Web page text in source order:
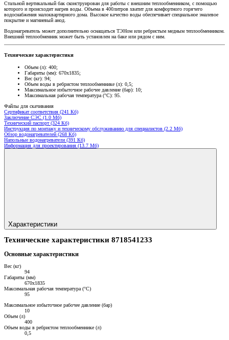
Стальной вертикальный бак сконструирован для работы с внешним теплообменником, с помощью
которого и происходит нагрев воды. Объема в 400литров хватит для комфортного горячего
водоснабжения малоквартирного дома. Высокое качество воды обеспечивает специальное эмалевое
покрытие и магниевый анод.
Водонагреватель может дополнительно оснащаться ТЭНом или ребристым медным теплообменником.
Внешний теплообменник может быть установлен на баке или рядом с ним.
Технические характеристики
Объем (л): 400;
Габариты (мм): 670х1835;
Вес (кг): 94;
Объем воды в ребристом теплообменнике (л): 0,5;
Максимальное избыточное рабочее давление (бар): 10;
Максимальная рабочая температура (°С): 95.
Файлы для скачивания
Сертификат соответствия (241 Кб)
Заключение СЭС (1.0 Мб)
Технический паспорт (324 Кб)
Инструкция по монтажу и техническому обслуживанию для специалистов (2.2 Мб)
Обзор водонагревателей (268 Кб)
Напольные водонагреватели (391 Кб)
Информация для проектирования (13.7 Мб)
Характеристики
Технические характеристики 8718541233
Основные характеристики
Вес (кг)
94
Габариты (мм)
670х1835
Максимальная рабочая температура (°С)
95
Максимальное избыточное рабочее давление (бар)
10
Объем (л)
400
Объем воды в ребристом теплообменнике (л)
0,5